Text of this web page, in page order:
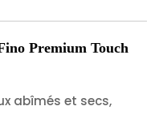
Premium Touch
abîmés et secs,